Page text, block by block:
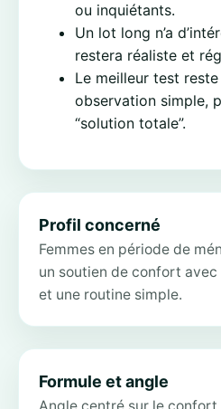
ou inquiétants.
Un lot long n’a
restera réaliste et
Le meilleur test
observation simple,
“solution totale”.
Profil concerné
Femmes en période de
un soutien de confort
et une routine simple.
Formule et angle